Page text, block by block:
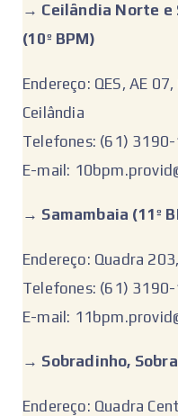
‌‌→ Ceilândia Norte e
(10º BPM)
Endereço: QES, AE
Ceilândia
Telefones: (61)
E-mail:
‌→ Samambaia (11º
Endereço: Quadra
Telefones: (61)
E-mail:
‌→ ‌ Sobradinho,
Endereço: Quadra